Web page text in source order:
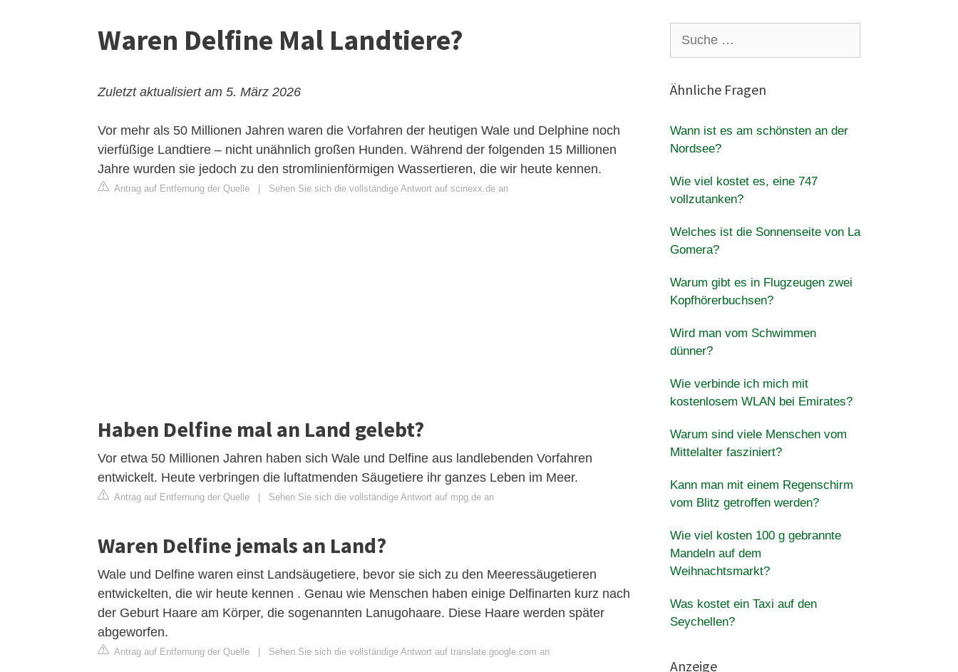
Waren Delfine Mal Landtiere?
Zuletzt aktualisiert am 5. März 2026
Vor mehr als 50 Millionen Jahren waren die Vorfahren der heutigen Wale und Delphine noch
vierfüßige Landtiere – nicht unähnlich großen Hunden. Während der folgenden 15 Millionen
Jahre wurden sie jedoch zu den stromlinienförmigen Wassertieren, die wir heute kennen.
Antrag auf Entfernung der Quelle Sehen Sie sich die vollständige Antwort auf scinexx.de an
Haben Delfine mal an Land gelebt?
Vor etwa 50 Millionen Jahren haben sich Wale und Delfine aus landlebenden Vorfahren
entwickelt. Heute verbringen die luftatmenden Säugetiere ihr ganzes Leben im Meer.
Antrag auf Entfernung der Quelle Sehen Sie sich die vollständige Antwort auf mpg.de an
Waren Delfine jemals an Land?
Wale und Delfine waren einst Landsäugetiere, bevor sie sich zu den Meeressäugetieren
entwickelten, die wir heute kennen . Genau wie Menschen haben einige Delfinarten kurz nach
der Geburt Haare am Körper, die sogenannten Lanugohaare. Diese Haare werden später
abgeworfen.
Antrag auf Entfernung der Quelle Sehen Sie sich die vollständige Antwort auf translate.google.com an
nach:
Ähnliche Fragen
Wann ist es am schönsten an der
Nordsee?
Wie viel kostet es, eine 747
vollzutanken?
Welches ist die Sonnenseite von La
Gomera?
Warum gibt es in Flugzeugen zwei
Kopfhörerbuchsen?
Wird man vom Schwimmen
dünner?
Wie verbinde ich mich mit
kostenlosem WLAN bei Emirates?
Warum sind viele Menschen vom
Mittelalter fasziniert?
Kann man mit einem Regenschirm
vom Blitz getroffen werden?
Wie viel kosten 100 g gebrannte
Mandeln auf dem
Weihnachtsmarkt?
Was kostet ein Taxi auf den
Seychellen?
Anzeige